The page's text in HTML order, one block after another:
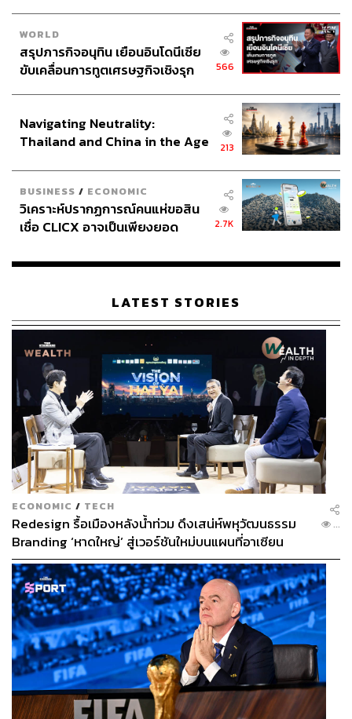
WORLD
สรุปภารกิจอนุทิน เยือนอินโดนีเซีย
ขับเคลื่อนการทูตเศรษฐกิจเชิงรุก
566
Navigating Neutrality:
Thailand and China in the Age
213
BUSINESS / ECONOMIC
วิเคราะห์ปรากฏการณ์คนแห่ขอสิน
เชื่อ CLICX อาจเป็นเพียงยอด
เรือนไทยที่ถูกซุกไว้
2.7K
LATEST STORIES
ECONOMIC / TECH
Redesign รื้อเมืองหลังน้ำท่วม ดึงเสน่ห์พหุวัฒนธรรม
Branding ‘หาดใหญ่’ สู่เวอร์ชันใหม่บนแผนที่อาเซียน
...